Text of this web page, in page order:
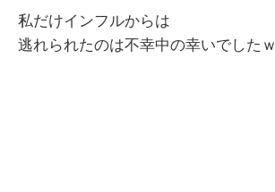
私だけインフルからは
逃れられたのは不幸中の幸いでしたｗ